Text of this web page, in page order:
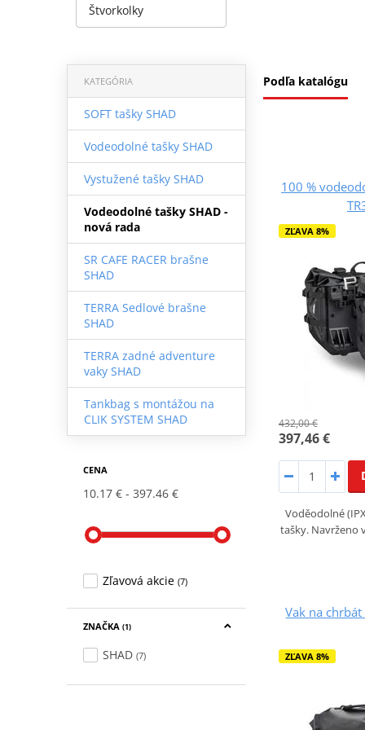
Podľa katalógu
KATEGÓRIA
SOFT tašky SHAD
Vodeodolné tašky SHAD
Vystužené tašky SHAD
Vodeodolné tašky SHAD -
nová rada
SR CAFE RACER brašne
SHAD
TERRA Sedlové brašne
SHAD
TERRA zadné adventure
vaky SHAD
Tankbag s montážou na
CLIK SYSTEM SHAD
CENA
10.17 € 397.46 €
Zľavová akcie (7)
ZNAČKA (1)
SHAD (7)
100 %
ZĽAVA 8%
432,00 €
397,46 €
Voděodolné
tašky. Navrženo
Vak na chrbát
ZĽAVA 8%
Štvorkolky